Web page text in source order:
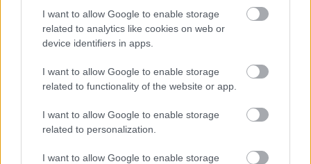
I want to allow Google to enable storage
related to analytics like cookies on web or
device identifiers in apps.
I want to allow Google to enable storage
related to functionality of the website or app.
I want to allow Google to enable storage
related to personalization.
I want to allow Google to enable storage
Rita Ora streetstyle
Rexfeatures